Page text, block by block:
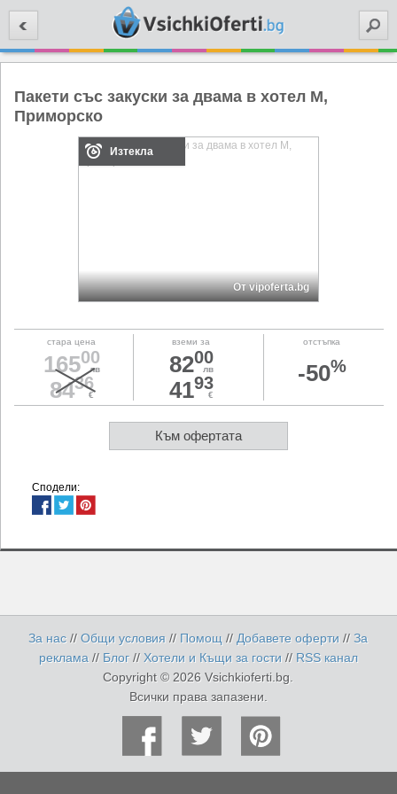
Пакети със закуски за двама в хотел М,
Приморско
Изтекла
От vipoferta.bg
стара цена
16500
лв
8436
€
вземи за
8200
лв
4193
€
отстъпка
-50%
Към офертата
Сподели:
За нас //Общи условия // Помощ // Добавете оферти//За
реклама // Блог // Хотели и Къщи за гости // RSS канал
Copyright © 2026 Vsichkioferti.bg.
Всички права запазени.